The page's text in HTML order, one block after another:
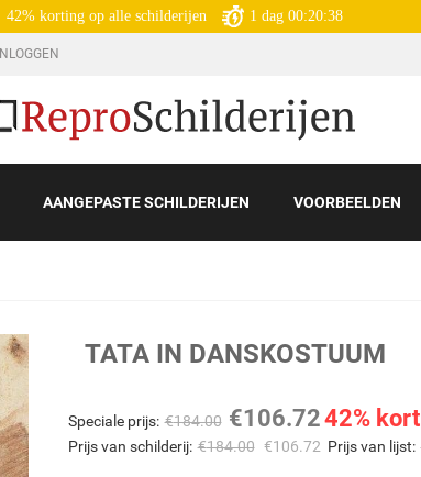
42% korting op alle schilderijen 1 dag 00:20:36
INLOGGEN
AANGEPASTE SCHILDERIJEN VOORBEELDEN
TATA IN DANSKOSTUUM
Speciale prijs: €184.00 €106.7242%
Prijs van schilderij: €184.00 €106.72 Prijs van lijst: